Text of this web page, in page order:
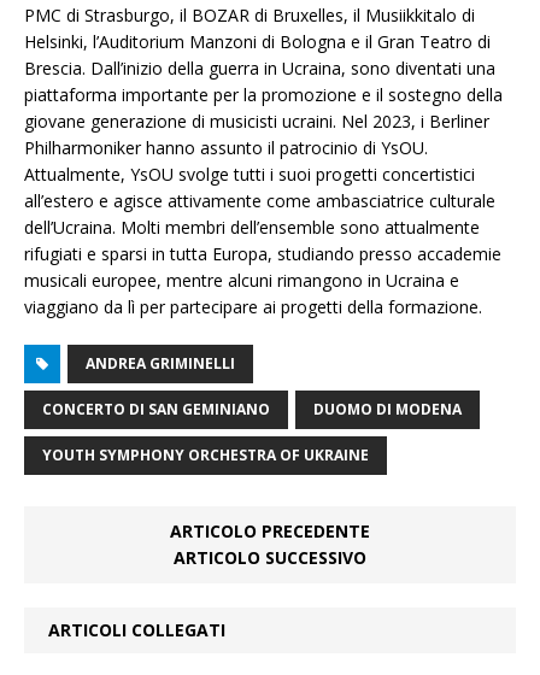
PMC di Strasburgo, il BOZAR di Bruxelles, il Musiikkitalo di
Helsinki, l’Auditorium Manzoni di Bologna e il Gran Teatro di
Brescia. Dall’inizio della guerra in Ucraina, sono diventati una
piattaforma importante per la promozione e il sostegno della
giovane generazione di musicisti ucraini. Nel 2023, i Berliner
Philharmoniker hanno assunto il patrocinio di YsOU.
Attualmente, YsOU svolge tutti i suoi progetti concertistici
all’estero e agisce attivamente come ambasciatrice culturale
dell’Ucraina. Molti membri dell’ensemble sono attualmente
rifugiati e sparsi in tutta Europa, studiando presso accademie
musicali europee, mentre alcuni rimangono in Ucraina e
viaggiano da lì per partecipare ai progetti della formazione.
ANDREA GRIMINELLI
CONCERTO DI SAN GEMINIANO DUOMO DI MODENA
YOUTH SYMPHONY ORCHESTRA OF UKRAINE
ARTICOLO PRECEDENTE
ARTICOLO SUCCESSIVO
ARTICOLI COLLEGATI